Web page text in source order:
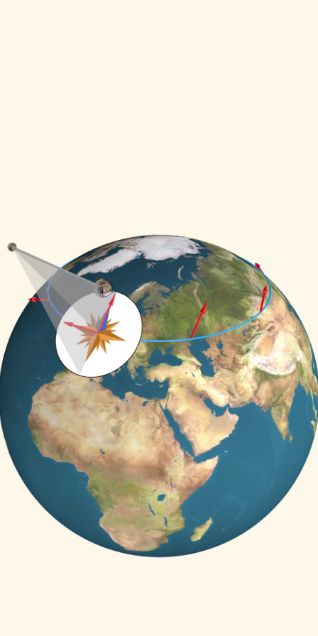
маят­ника от сферы пере­хо­дим к цилин­дру
— к его раз­вёртке, плос­кому
сила тяже­сти оста­ётся
маят­ника можно изу­чать сле­дующим
цилин­дра, маят­ник мед­ленно
коле­ба­ния под действием силы тяже­сти,
Нет ника­ких сил, кото­рые бы